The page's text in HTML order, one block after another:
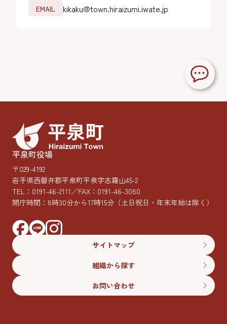
EMAIL kikaku@town.hiraizumi.iwate.jp
平泉町役場
〒029-4192
岩手県西磐井郡平泉町平泉字志羅山45-2
TEL： 0191-46-2111／FAX：0191-46-3080
開庁時間：8時30分から17時15分 （土日祝日・年末年始は除く）
サイトマップ
組織から探す
お問い合わせ